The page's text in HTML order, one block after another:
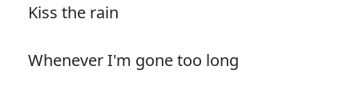
Kiss the rain
Whenever I'm gone too long